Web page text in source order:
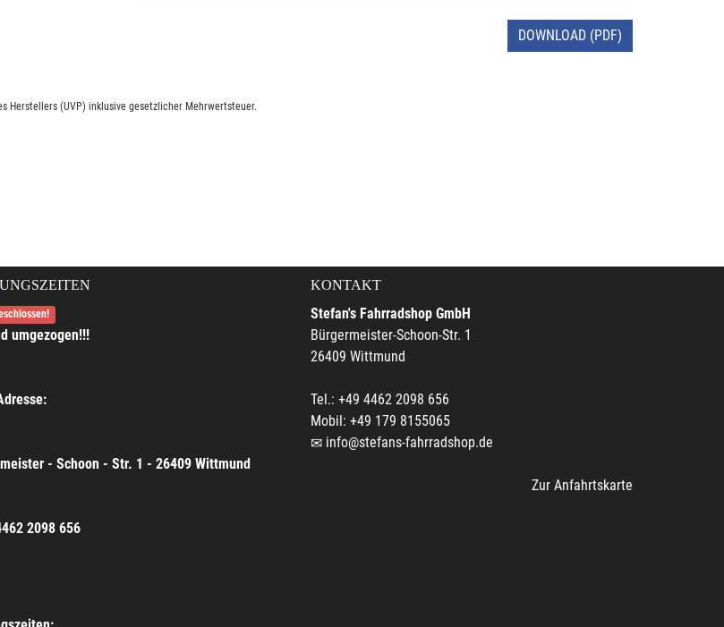
DOWNLOAD (PDF)
Herstellers (UVP) inklusive gesetzlicher Mehrwertsteuer.
umgezogen!!!
- Schoon - Str. 1 - 26409 Wittmund
2098 656
KONTAKT
Stefan's Fahrradshop GmbH
Bürgermeister-Schoon-Str. 1
26409 Wittmund
Tel.: +49 4462 2098 656
Mobil: +49 179 8155065
info@stefans-fahrradshop.de
Zur Anfahrtskarte